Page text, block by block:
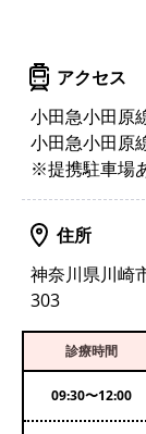
アクセス
小田急小田原
小田急小田原
※提携駐車場
住所
神奈川県川崎
303
診療時間
09:30〜12:00